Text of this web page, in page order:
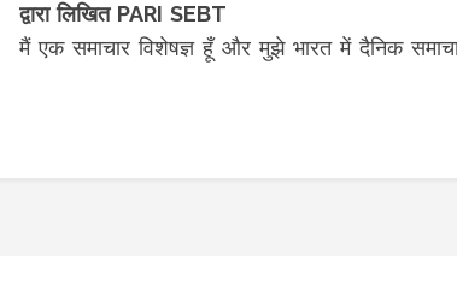
द्वारा लिखित PARI SEBT
मैं एक समाचार विशेषज्ञ हूँ और मुझे भारत में दैनिक